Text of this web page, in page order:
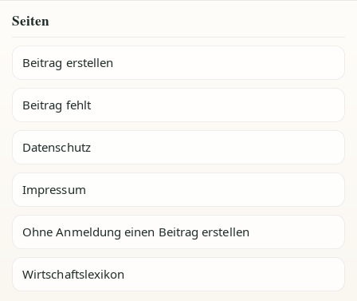
Seiten
Beitrag erstellen
Beitrag fehlt
Datenschutz
Impressum
Ohne Anmeldung einen Beitrag erstellen
Wirtschaftslexikon